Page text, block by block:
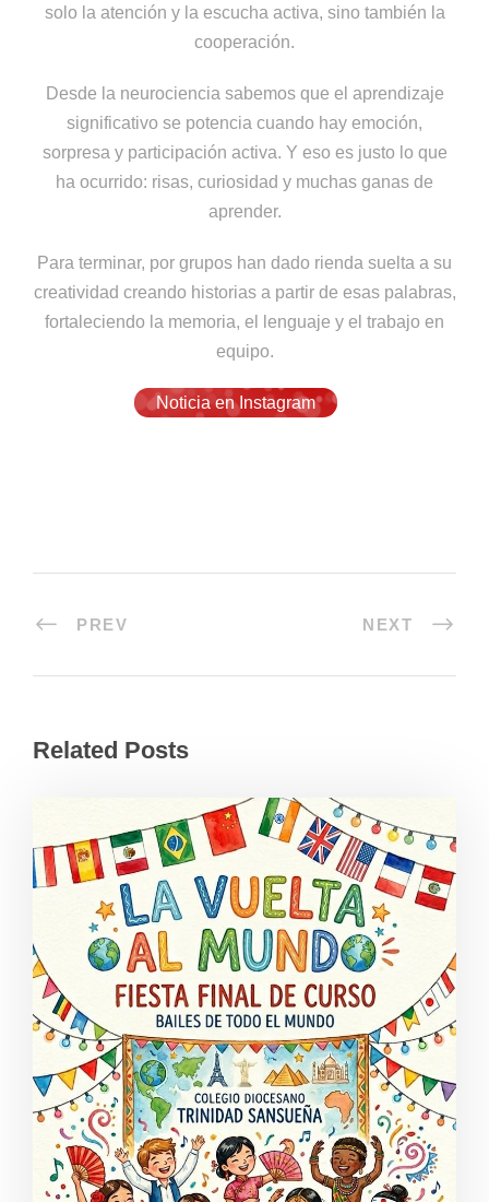
solo la atención y la escucha activa, sino también la
cooperación.
Desde la neurociencia sabemos que el aprendizaje
significativo se potencia cuando hay emoción,
sorpresa y participación activa. Y eso es justo lo que
ha ocurrido: risas, curiosidad y muchas ganas de
aprender.
Para terminar, por grupos han dado rienda suelta a su
creatividad creando historias a partir de esas palabras,
fortaleciendo la memoria, el lenguaje y el trabajo en
equipo.
Noticia en Instagram
PREV NEXT
Related Posts